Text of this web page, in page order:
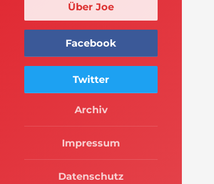
Über Joe
Facebook
Twitter
Archiv
Impressum
Datenschutz